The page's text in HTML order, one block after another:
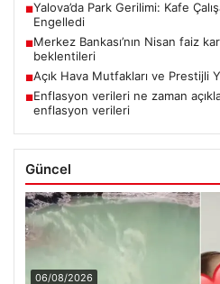
■Yalova’da Park Gerilimi: Kafe
Engelledi
■Merkez Bankası’nın Nisan faiz
beklentileri
■Açık Hava Mutfakları ve Prestijli
■Enflasyon verileri ne zaman
enflasyon verileri
Güncel
06/08/2026